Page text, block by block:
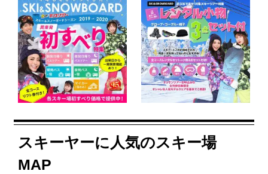
スキーヤーに人気のスキー場
MAP